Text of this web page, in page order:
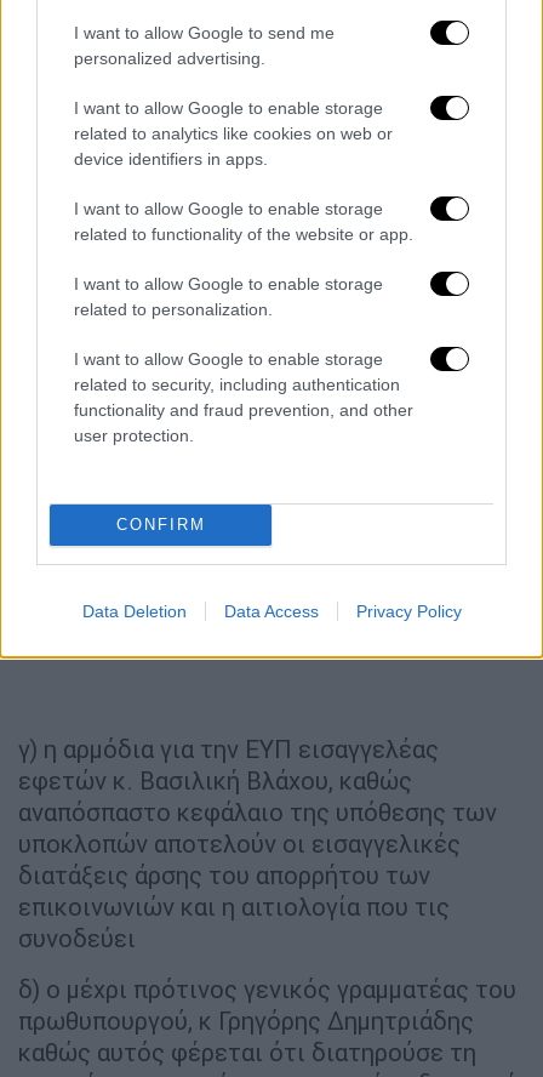
I want to allow Google to send me
personalized advertising.
I want to allow Google to enable storage
related to analytics like cookies on web or
device identifiers in apps.
I want to allow Google to enable storage
related to functionality of the website or app.
I want to allow Google to enable storage
related to personalization.
I want to allow Google to enable storage
related to security, including authentication
functionality and fraud prevention, and other
user protection.
CONFIRM
Data Deletion Data Access Privacy Policy
β) ο καθαιρεθείς διοικητής της Εθνικής
Υπηρεσίας Πληροφοριών, ακλόνητα
όσα ενήργησε για τις «νόμιμες»
επισυνδέσεις κ Παναγιώτης Κοντολέων
γ) η αρμόδια για την ΕΥΠ εισαγγελέας
εφετών κ. Βασιλική Βλάχου, καθώς
αναπόσπαστο κεφάλαιο της υπόθεσης των
υποκλοπών αποτελούν οι εισαγγελικές
διατάξεις άρσης του απορρήτου των
επικοινωνιών και η αιτιολογία που τις
συνοδεύει
δ) ο μέχρι πρότινος γενικός γραμματέας του
πρωθυπουργού, κ Γρηγόρης Δημητριάδης
καθώς αυτός φέρεται ότι διατηρούσε τη